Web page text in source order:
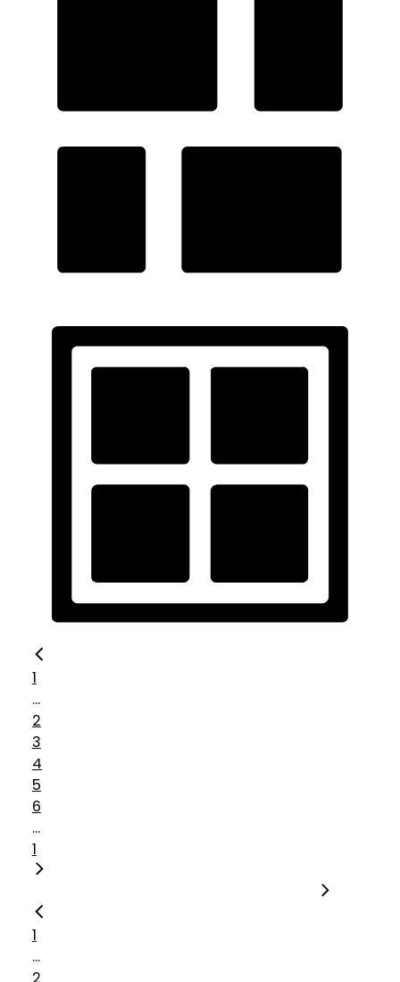
1
...
2
3
4
5
6
...
1
1
...